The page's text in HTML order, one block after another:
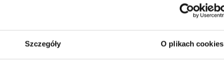
Szczegóły O plikach cookies